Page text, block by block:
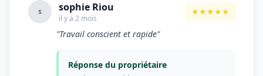
s sophie Riou
il y a 2 mois
★★★★★
"Travail conscient et rapide"
Réponse du propriétaire